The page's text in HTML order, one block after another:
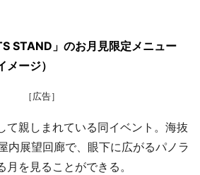
STAND」のお月見限定メニュー
メージ）
［広告］
親しまれている同イベント。海抜
内展望回廊で、眼下に広がるパノラ
を見ることができる。